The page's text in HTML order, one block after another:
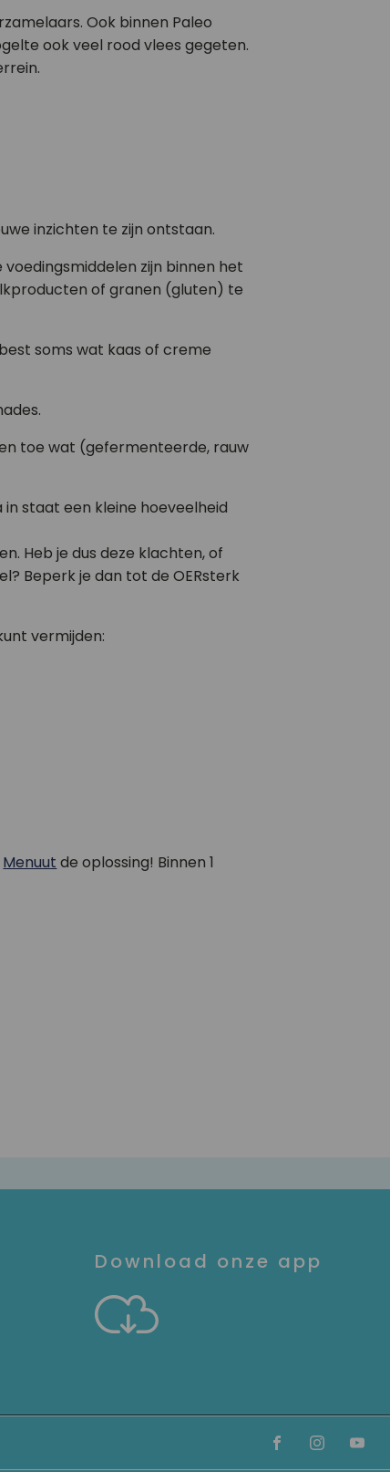
Ook binnen Paleo
ook veel rood vlees gegeten.
inzichten te zijn ontstaan.
zijn binnen het
of granen (gluten) te
soms wat kaas of creme
toe wat (gefermenteerde, rauw
staat een kleine hoeveelheid
Heb je dus deze klachten, of
Beperk je dan tot de OERsterk
vermijden:
Menuut de oplossing! Binnen 1
Download onze app